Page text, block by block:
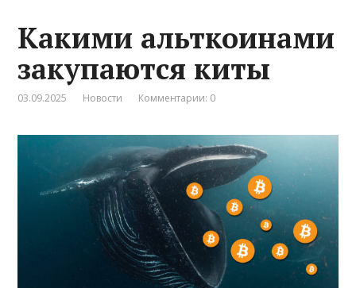
Какими альткоинами
закупаются киты
03.09.2025 Новости Комментарии: 0